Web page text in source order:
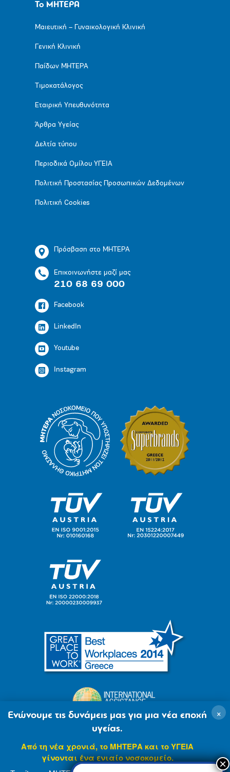
Το ΜΗΤΕΡΑ
Μαιευτική – Γυναικολογική Κλινική
Γενική Κλινική
Παίδων ΜΗΤΕΡΑ
Τιμοκατάλογος
Εταιρική Υπευθυνότητα
Άρθρα Υγείας
Δελτία τύπου
Περιοδικά Ομίλου ΥΓΕΙΑ
Πολιτική Προστασίας Προσωπικών Δεδομένων
Πολιτική Cookies
Πρόσβαση στο ΜΗΤΕΡΑ
Επικοινωνήστε μαζί μας
210 68 69 000
Facebook
LinkedIn
Youtube
Instagram
×
Ενώνουμε τις δυνάμεις μας για μια νέα εποχή
υγείας.
Από τη νέα χρονιά, το ΜΗΤΕΡΑ και το ΥΓΕΙΑ
γίνονται ένα ενιαίο νοσοκομείο.